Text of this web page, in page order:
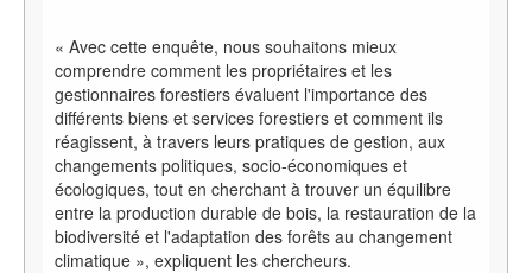
« Avec cette enquête, nous souhaitons mieux
comprendre comment les propriétaires et les
gestionnaires forestiers évaluent l'importance des
différents biens et services forestiers et comment ils
réagissent, à travers leurs pratiques de gestion, aux
changements politiques, socio-économiques et
écologiques, tout en cherchant à trouver un équilibre
entre la production durable de bois, la restauration de la
biodiversité et l'adaptation des forêts au changement
climatique », expliquent les chercheurs.